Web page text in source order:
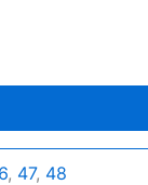
, 47, 48